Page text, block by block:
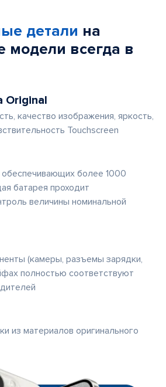
детали на
модели всегда в
Original
качество изображения, яркость,
Touchscreen
более 1000
батарея проходит
величины номинальной
(камеры, разъемы зарядки,
полностью соответствуют
из материалов оригинального